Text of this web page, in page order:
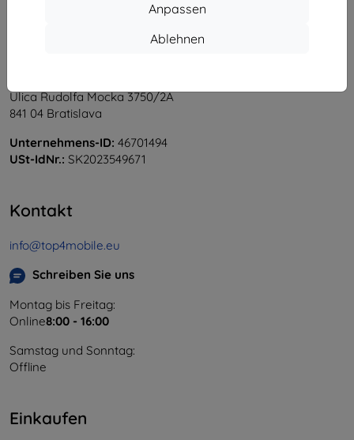
Anpassen
Ablehnen
Ulica Rudolfa Mocka 3750/2A
841 04 Bratislava
Unternehmens-ID: 46701494
USt-IdNr.: SK2023549671
Kontakt
info@top4mobile.eu
Schreiben Sie uns
Montag bis Freitag:
Online8:00 - 16:00
Samstag und Sonntag:
Offline
Einkaufen